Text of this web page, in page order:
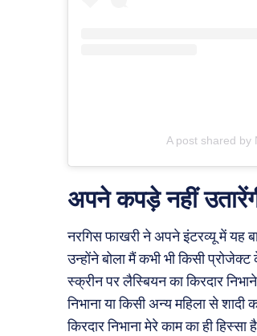
A post shared by
अपने कपड़े नहीं
नरगिस फाखरी ने अपने इंटरव्यू में यह
उन्होंने बोला मैं कभी भी किसी
स्क्रीन पर लैस्बियन का किरदार
निभाना या किसी अन्य महिला से
किरदार निभाना मेरे काम का ही